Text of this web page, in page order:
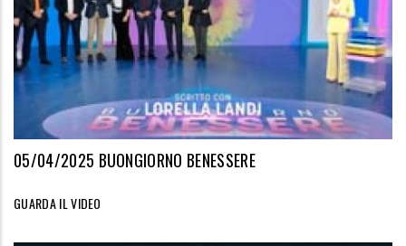
05/04/2025 BUONGIORNO BENESSERE
GUARDA IL VIDEO